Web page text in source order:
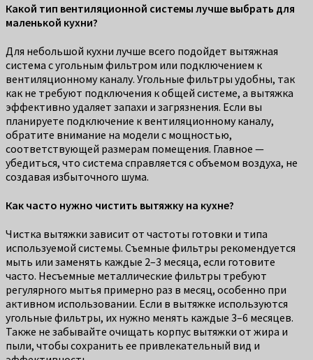
Какой тип вентиляционной системы лучше выбрать для
маленькой кухни?
Для небольшой кухни лучше всего подойдет вытяжная
система с угольным фильтром или подключением к
вентиляционному каналу. Угольные фильтры удобны, так
как не требуют подключения к общей системе, а вытяжка
эффективно удаляет запахи и загрязнения. Если вы
планируете подключение к вентиляционному каналу,
обратите внимание на модели с мощностью,
соответствующей размерам помещения. Главное —
убедиться, что система справляется с объемом воздуха, не
создавая избыточного шума.
Как часто нужно чистить вытяжку на кухне?
Чистка вытяжки зависит от частоты готовки и типа
используемой системы. Съемные фильтры рекомендуется
мыть или заменять каждые 2–3 месяца, если готовите
часто. Несъемные металлические фильтры требуют
регулярного мытья примерно раз в месяц, особенно при
активном использовании. Если в вытяжке используются
угольные фильтры, их нужно менять каждые 3–6 месяцев.
Также не забывайте очищать корпус вытяжки от жира и
пыли, чтобы сохранить ее привлекательный вид и